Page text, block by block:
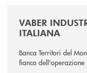
VABER
ITALIANA
Banca Territori del
fianco dell'operazione